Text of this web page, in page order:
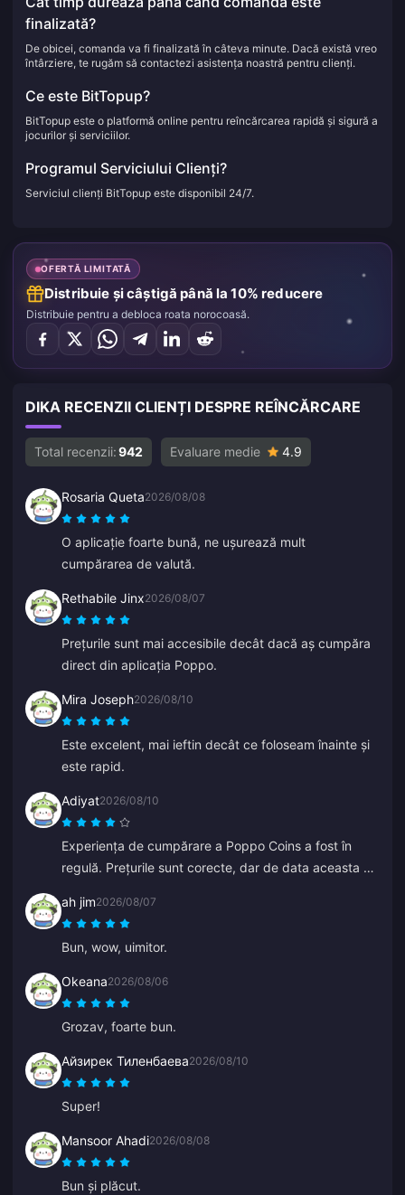
finalizată?
De obicei, comanda va fi finalizată în câteva minute. Dacă există vreo
întârziere, te rugăm să contactezi asistența noastră pentru clienți.
Ce este BitTopup?
BitTopup este o platformă online pentru reîncărcarea rapidă și sigură a
jocurilor și serviciilor.
Programul Serviciului Clienți?
Serviciul clienți BitTopup este disponibil 24/7.
OFERTĂ LIMITATĂ
Distribuie și câștigă până la 10% reducere
Distribuie pentru a debloca roata norocoasă.
DIKA RECENZII CLIENȚI DESPRE REÎNCĂRCARE
Total recenzii:942 Evaluare medie 4.9
Rosaria Queta2026/08/08
O aplicație foarte bună, ne ușurează mult
cumpărarea de valută.
Rethabile Jinx2026/08/07
Prețurile sunt mai accesibile decât dacă aș cumpăra
direct din aplicația Poppo.
Mira Joseph2026/08/10
Este excelent, mai ieftin decât ce foloseam înainte și
este rapid.
Adiyat2026/08/10
Experiența de cumpărare a Poppo Coins a fost în
regulă. Prețurile sunt corecte, dar de data aceasta a
monede. Nu este o alegere rea, doar că nu este
perfectă.
ah jim2026/08/07
Bun, wow, uimitor.
Okeana2026/08/06
Grozav, foarte bun.
Айзирек Тиленбаева2026/08/10
Super!
Mansoor Ahadi2026/08/08
Bun și plăcut.